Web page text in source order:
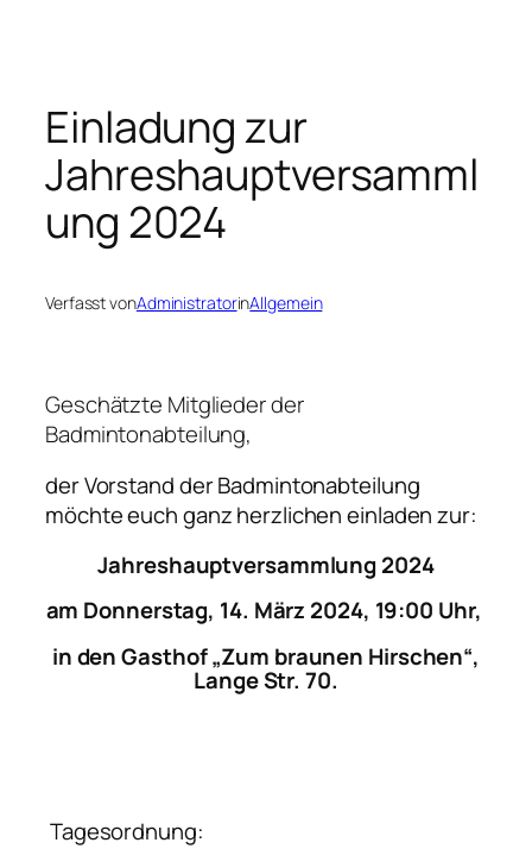
springen
Einladung zur
Jahreshauptversamml
ung 2024
Verfasst vonAdministratorinAllgemein
Geschätzte Mitglieder der
Badmintonabteilung,
der Vorstand der Badmintonabteilung
möchte euch ganz herzlichen einladen zur:
Jahreshauptversammlung 2024
am Donnerstag, 14. März 2024, 19:00 Uhr,
in den Gasthof „Zum braunen Hirschen“,
Lange Str. 70.
Tagesordnung: